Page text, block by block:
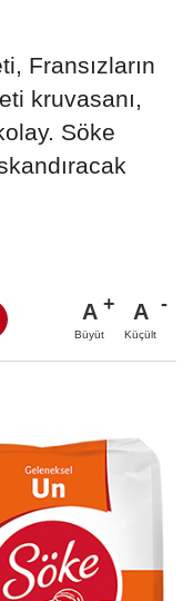
Fransızların
kruvasanı,
Söke
A
Büyüt
A
Küçült